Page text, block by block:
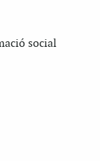
social